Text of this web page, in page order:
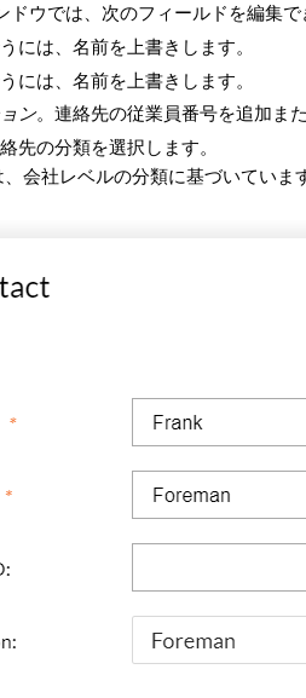
ドウでは、次のフィールドを編集で
には、名前を上書きします。
には、名前を上書きします。
ン。連絡先の従業員番号を追加ま
先の分類を選択します。
、会社レベルの分類に基づいていま